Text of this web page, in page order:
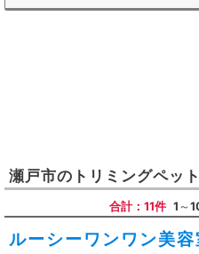
瀬戸市の トリミングペッ
合計：11件 1～
ルーシーワンワン美容